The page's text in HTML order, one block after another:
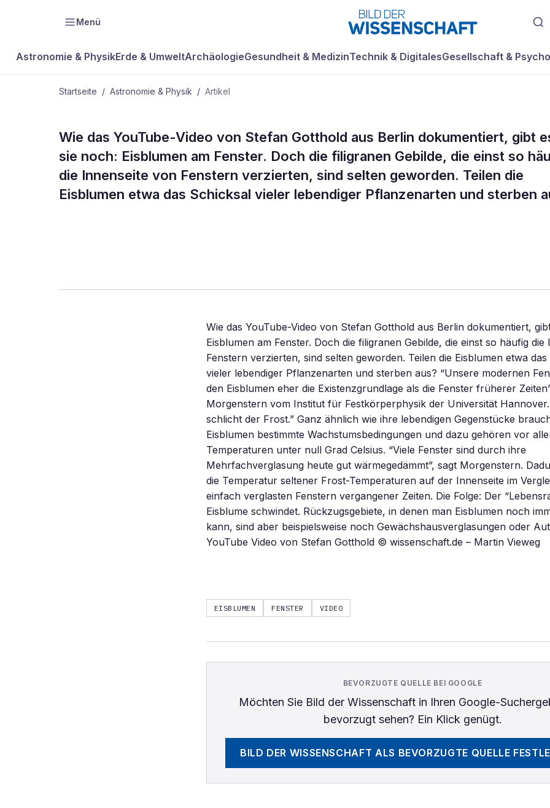
Menü
Astronomie & PhysikErde & UmweltArchäologieGesundheit & MedizinTechnik & DigitalesGesellschaft &
Startseite / Astronomie & Physik / Artikel
ASTRONOMIE & PHYSIK
Video der Woche: Eisblumen
Zeitraffer
Wie das YouTube-Video von Stefan Gotthold aus Berlin dokumentiert, gibt
sie noch: Eisblumen am Fenster. Doch die filigranen Gebilde, die einst so
die Innenseite von Fenstern verzierten, sind selten geworden. Teilen die
Eisblumen etwa das Schicksal vieler lebendiger Pflanzenarten und sterben
Wie das YouTube-Video von Stefan Gotthold aus Berlin dokumentiert,
Eisblumen am Fenster. Doch die filigranen Gebilde, die einst so häufig die
Fenstern verzierten, sind selten geworden. Teilen die Eisblumen etwa
vieler lebendiger Pflanzenarten und sterben aus? “Unsere modernen
den Eisblumen eher die Existenzgrundlage als die Fenster früherer
Morgenstern vom Institut für Festkörperphysik der Universität Hannover.
schlicht der Frost.” Ganz ähnlich wie ihre lebendigen Gegenstücke
Eisblumen bestimmte Wachstumsbedingungen und dazu gehören vor
Temperaturen unter null Grad Celsius. “Viele Fenster sind durch ihre
Mehrfachverglasung heute gut wärmegedämmt”, sagt Morgenstern.
die Temperatur seltener Frost-Temperaturen auf der Innenseite im
einfach verglasten Fenstern vergangener Zeiten. Die Folge: Der
Eisblume schwindet. Rückzugsgebiete, in denen man Eisblumen noch
kann, sind aber beispielsweise noch Gewächshausverglasungen oder
YouTube Video von Stefan Gotthold © wissenschaft.de – Martin Vieweg
EISBLUMEN FENSTER VIDEO
BEVORZUGTE QUELLE BEI GOOGLE
Möchten Sie Bild der Wissenschaftin Ihren Google-
bevorzugt sehen? Ein Klick genügt.
BILD DER WISSENSCHAFT ALS BEVORZUGTE QUELLE